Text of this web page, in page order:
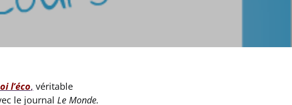
l’éco, véritable
le journal Le Monde.